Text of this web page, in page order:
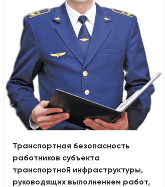
Транспортная безопасность
работников субъекта
транспортной инфраструктуры,
руководящих выполнением работ,